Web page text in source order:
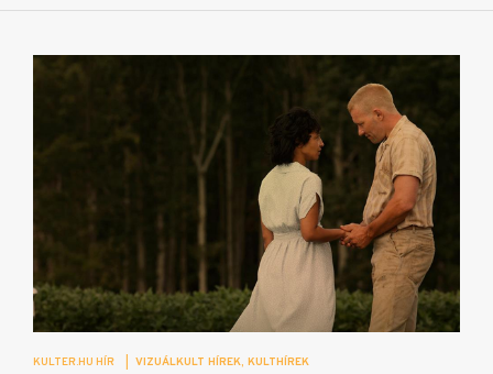
KULTER.HU HÍR VIZUÁLKULT HÍREK KULTHÍREK